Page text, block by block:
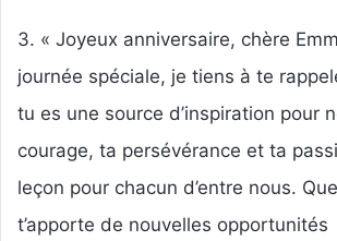
3. « Joyeux anniversaire, chère
journée spéciale, je tiens à te
tu es une source d’inspiration pour
courage, ta persévérance et ta
leçon pour chacun d’entre nous.
t’apporte de nouvelles opportunités